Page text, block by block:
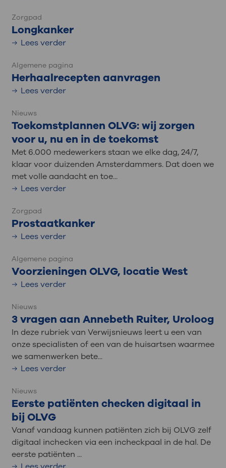
Zorgpad
Longkanker
Lees verder
Algemene pagina
Herhaalrecepten aanvragen
Lees verder
Nieuws
Toekomstplannen OLVG: wij zorgen
voor u, nu en in de toekomst
Met 6.000 medewerkers staan we elke dag, 24/7,
klaar voor duizenden Amsterdammers. Dat doen we
met volle aandacht en toe...
Lees verder
Zorgpad
Prostaatkanker
Lees verder
Algemene pagina
Voorzieningen OLVG, locatie West
Lees verder
Nieuws
3 vragen aan Annebeth Ruiter, Uroloog
In deze rubriek van Verwijsnieuws leert u een van
onze specialisten of een van de huisartsen waarmee
we samenwerken bete...
Lees verder
Nieuws
Eerste patiënten checken digitaal in
bij OLVG
Vanaf vandaag kunnen patiënten zich bij OLVG zelf
digitaal inchecken via een incheckpaal in de hal. De
eerste patiënten ...